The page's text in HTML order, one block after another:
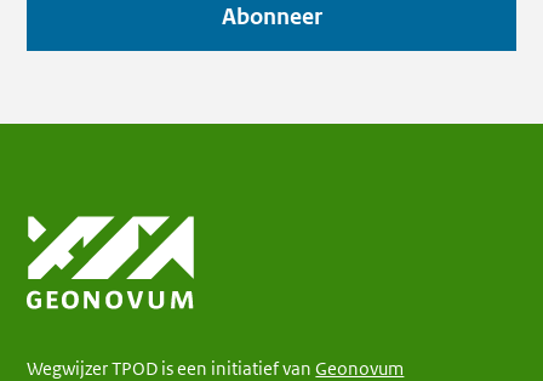
Abonneer
Wegwijzer TPOD is een initiatief vanGeonovum